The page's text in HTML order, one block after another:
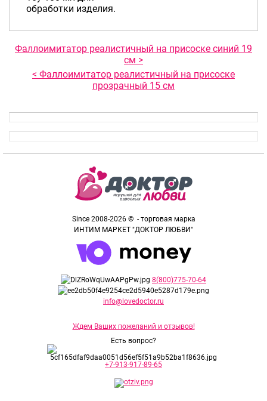
обработки изделия.
Фаллоимитатор реалистичный на присоске синий 19
см >
< Фаллоимитатор реалистичный на присоске
прозрачный 15 см
Since 2008-2026 © - торговая марка
ИНТИМ МАРКЕТ "ДОКТОР ЛЮБВИ"
8(800)775-70-64
info@lovedoctor.ru
Ждем Ваших пожеланий и отзывов!
Есть вопрос?
+7-913-917-89-65